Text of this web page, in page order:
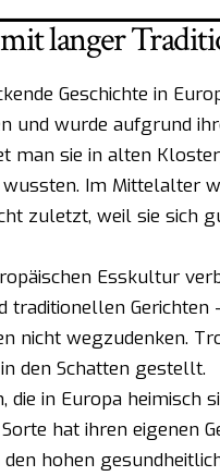
langer
Geschichte in
und wurde aufgrund
man sie in alten
Im Mittelalter
zuletzt, weil sie sich
Esskultur
traditionellen
nicht wegzudenken.
den Schatten gestellt.
die in Europa heimisch
hat ihren eigenen
hohen